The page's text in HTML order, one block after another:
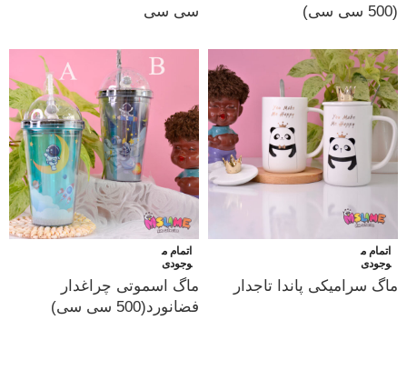
(500 سی سی)
سی سی
اتمام م
وجودی
ماگ سرامیکی پاندا تاجدار
اتمام م
وجودی
ماگ اسموتی چراغدار
فضانورد(500 سی سی)